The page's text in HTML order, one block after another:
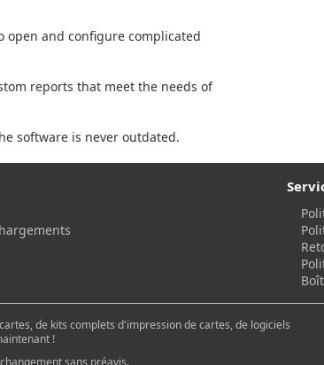
open and configure complicated
reports that meet the needs of
software is never outdated.
de kits complets d'impression de cartes, de logiciels
!
sans préavis.